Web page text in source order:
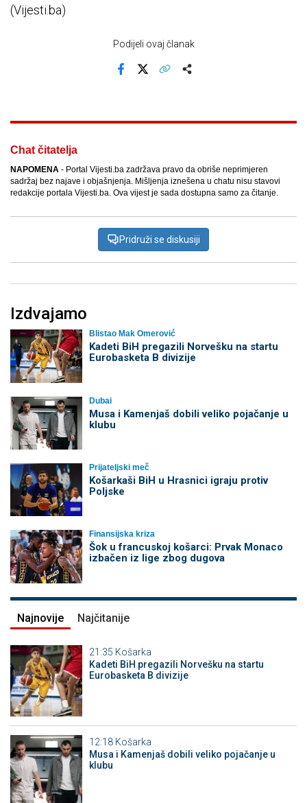
(Vijesti.ba)
Podijeli ovaj članak
Chat čitatelja
NAPOMENA - Portal Vijesti.ba zadržava pravo da obriše neprimjeren
sadržaj bez najave i objašnjenja. Mišljenja iznešena u chatu nisu stavovi
redakcije portala Vijesti.ba. Ova vijest je sada dostupna samo za čitanje.
Pridruži se diskusiji
Izdvajamo
Blistao Mak Omerović
Kadeti BiH pregazili Norvešku na startu
Eurobasketa B divizije
Dubai
Musa i Kamenjaš dobili veliko pojačanje u
klubu
Prijateljski meč
Košarkaši BiH u Hrasnici igraju protiv
Poljske
Finansijska kriza
Šok u francuskoj košarci: Prvak Monaco
izbačen iz lige zbog dugova
Najnovije Najčitanije
21:35 Košarka
Kadeti BiH pregazili Norvešku na startu
Eurobasketa B divizije
12:18 Košarka
Musa i Kamenjaš dobili veliko pojačanje u
klubu